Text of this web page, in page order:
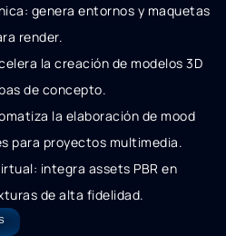
genera entornos y maquetas
render.
la creación de modelos 3D
de concepto.
la elaboración de mood
para proyectos multimedia.
integra assets PBR en
de alta fidelidad.